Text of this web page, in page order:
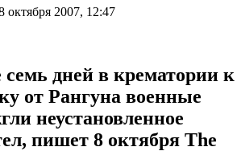
октября 2007, 12:47
семь дней в крематории к
от Рангуна военные
неустановленное
пишет 8 октября The